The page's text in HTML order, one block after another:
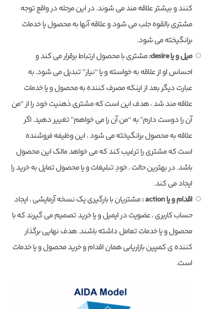
کنند و بیشتر علاقه مند می شوند. در این مرحله در واقع توجه
مشتری بالقوه جلب می شود و علاقه آنها به محصول یا خدمات
برانگیخته می شود.
میل و یا desire:
مشتری با محصول ارتباط برقرار می کند و
احساس او از علاقه به خواسته و یا “نیاز” تبدیل می شود. به
عبارت دیگر بعد از اینکه مصرف کننده به محصول و یا خدمات
علاقه مند شد ، هدف این است که مشتری ذهنیت خود را از “من
آن را دوست دارم” به “من آن را می خواهم” تغییر دهید. اگر
علاقه به محصول برانگیخته می شود ، این وظیفه فروشنده
است که مشتری را ترغیب کند که می خواهد مالک این محصول
باشد. در بهترین حالت ، خودِ تبلیغات و یا محصول تمایل به خرید را
ایجاد می کند.
اقدام و یا action :
مشتریان با بارگیری یک نسخه آزمایشی ، ایجاد
حساب کاربری ، عضویت در ایمیل و یا خرید تصمیم می گیرند که با
محصول و یا خدمات تعامل داشته باشند. هدف نهایی برگذار
کننده ی کمپین بازاریابی همان اقدام و خرید محصول و یا خدمات
است.